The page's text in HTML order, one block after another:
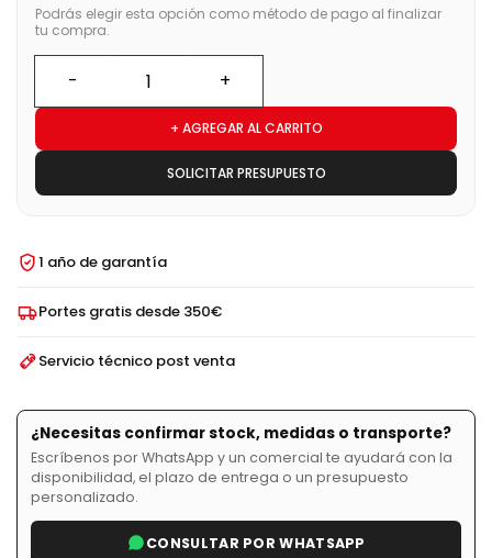
Podrás elegir esta opción como método de pago al finalizar
tu compra.
+ AGREGAR AL CARRITO
SOLICITAR PRESUPUESTO
1 año de garantía
Portes gratis desde 350€
Servicio técnico post venta
¿Necesitas confirmar stock, medidas o transporte?
Escríbenos por WhatsApp y un comercial te ayudará con la
disponibilidad, el plazo de entrega o un presupuesto
personalizado.
CONSULTAR POR WHATSAPP